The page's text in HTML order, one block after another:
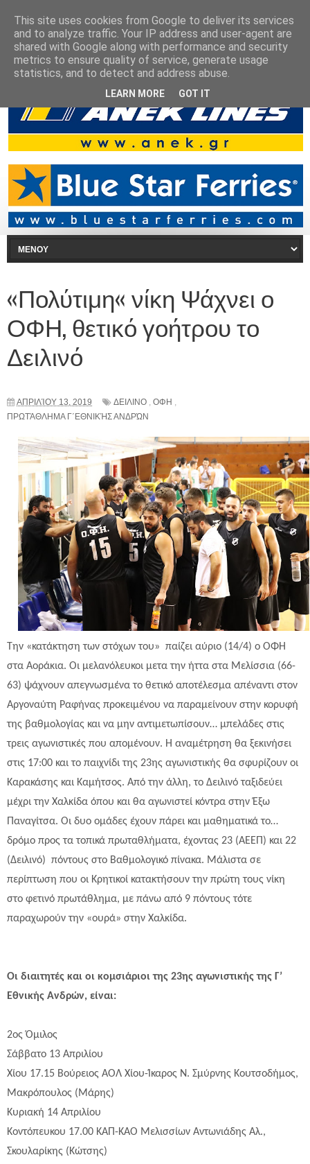
«Πολύτιμη« νίκη Ψάχνει ο
ΟΦΗ, θετικό γοήτρου το
Δειλινό
ΑΠΡΙΛΊΟΥ 13, 2019 ΔΕΙΛΙΝΟ , ΟΦΗ ,
ΠΡΩΤΆΘΛΗΜΑ Γ΄ΕΘΝΙΚΉΣ ΑΝΔΡΏΝ
Την «κατάκτηση των στόχων του» παίζει αύριο (14/4) ο ΟΦΗ
στα Αοράκια. Οι μελανόλευκοι μετα την ήττα στα Μελίσσια (66-
63) ψάχνουν απεγνωσμένα το θετικό αποτέλεσμα απέναντι στον
Αργοναύτη Ραφήνας προκειμένου να παραμείνουν στην κορυφή
της βαθμολογίας και να μην αντιμετωπίσουν… μπελάδες στις
τρεις αγωνιστικές που απομένουν. Η αναμέτρηση θα ξεκινήσει
στις 17:00 και το παιχνίδι της 23ης αγωνιστικής θα σφυρίζουν οι
Καρακάσης και Καμήτσος. Από την άλλη, το Δειλινό ταξιδεύει
μέχρι την Χαλκίδα όπου και θα αγωνιστεί κόντρα στην Έξω
Παναγίτσα. Οι δυο ομάδες έχουν πάρει και μαθηματικά το…
δρόμο προς τα τοπικά πρωταθλήματα, έχοντας 23 (ΑΕΕΠ) και 22
(Δειλινό) πόντους στο Βαθμολογικό πίνακα. Μάλιστα σε
περίπτωση που οι Κρητικοί κατακτήσουν την πρώτη τους νίκη
στο φετινό πρωτάθλημα, με πάνω από 9 πόντους τότε
παραχωρούν την «ουρά» στην Χαλκίδα.
Οι διαιτητές και οι κομσιάριοι της 23ης αγωνιστικής της Γ’
Εθνικής Ανδρών, είναι:
2ος Όμιλος
Σάββατο 13 Απριλίου
Χίου 17.15 Βούρειος ΑΟΛ Χίου-Ίκαρος Ν. Σμύρνης Κουτσοδήμος,
Μακρόπουλος (Μάρης)
Κυριακή 14 Απριλίου
Κοντόπευκου 17.00 ΚΑΠ-ΚΑΟ Μελισσίων Αντωνιάδης Αλ.,
Σκουλαρίκης (Κώτσης)
This site uses cookies from Google to deliver its services
and to analyze traffic. Your IP address and user-agent are
shared with Google along with performance and security
metrics to ensure quality of service, generate usage
statistics, and to detect and address abuse.
LEARN MORE GOT IT